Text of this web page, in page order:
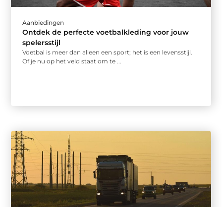
Aanbiedingen
Ontdek de perfecte voetbalkleding voor jouw
spelersstijl
Voetbal is meer dan alleen een sport; het is een levensstijl.
Of je nu op het veld staat om te ...